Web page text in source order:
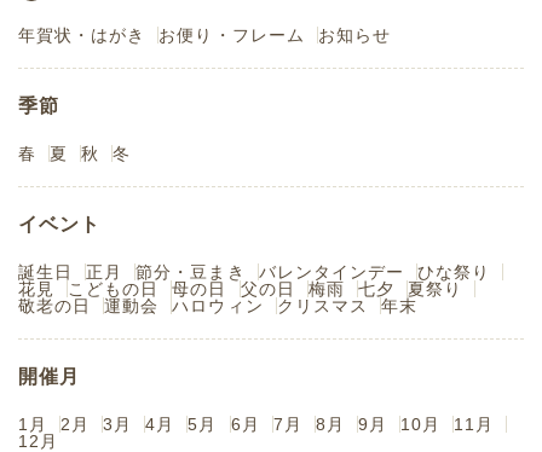
年賀状・はがき お便り・フレーム お知らせ
季節
春 夏 秋 冬
イベント
誕生日 正月 節分・豆まき バレンタインデー
ひな祭り
花見
こどもの日 母の日 父の日 梅雨 七夕
夏祭り
敬老の日
運動会 ハロウィン クリスマス 年末
開催月
1月 2月 3月 4月 5月 6月 7月 8月 9月 10月
11月
12月